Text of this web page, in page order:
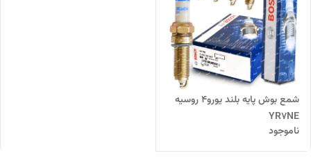
شمع بوش پایه بلند یورو4 روسیه
YR7NE
ناموجود